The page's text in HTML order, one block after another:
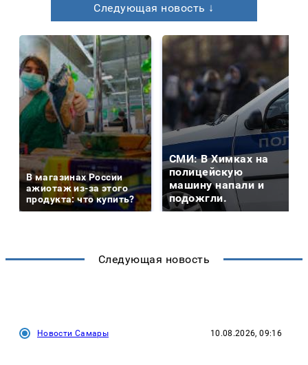
Следующая новость ↓
В магазинах России
ажиотаж из-за этого
продукта: что купить?
СМИ: В Химках на
полицейскую
машину напали и
подожгли.
Следующая новость
Новости Самары 10.08.2026, 09:16